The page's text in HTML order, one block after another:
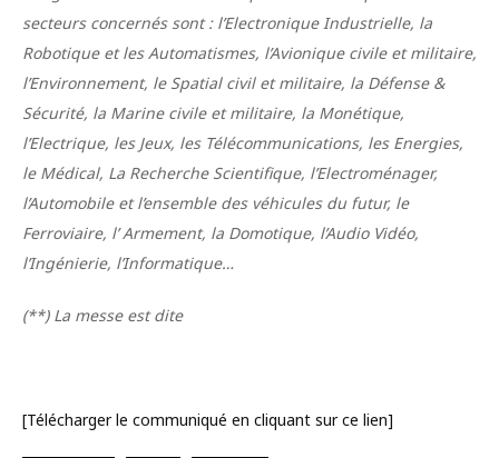
secteurs concernés sont : l’Electronique Industrielle, la
Robotique et les Automatismes, l’Avionique civile et militaire,
l’Environnement, le Spatial civil et militaire, la Défense &
Sécurité, la Marine civile et militaire, la Monétique,
l’Electrique, les Jeux, les Télécommunications, les Energies,
le Médical, La Recherche Scientifique, l’Electroménager,
l’Automobile et l’ensemble des véhicules du futur, le
Ferroviaire, l’ Armement, la Domotique, l’Audio Vidéo,
l’Ingénierie, l’Informatique…
(**) La messe est dite
[Télécharger le communiqué en cliquant sur ce lien]